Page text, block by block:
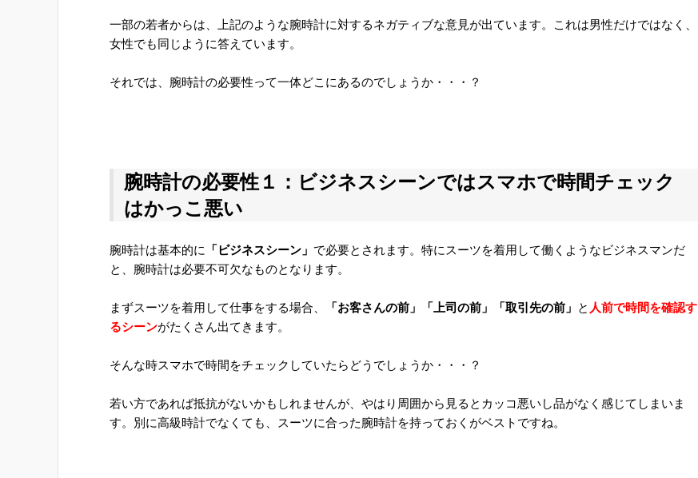
一部の若者からは、上記のような腕時計に対するネガティブな意見が出ています。これは男性だけではなく、
女性でも同じように答えています。
それでは、腕時計の必要性って一体どこにあるのでしょうか・・・？
腕時計の必要性１：ビジネスシーンではスマホで時間チェック
はかっこ悪い
腕時計は基本的に 「ビジネスシーン」 で必要とされます。特にスーツを着用して働くようなビジネスマンだ
と、腕時計は必要不可欠なものとなります。
まずスーツを着用して仕事をする場合、 「お客さんの前」「上司の前」「取引先の前」 と 人前で時間を確認す
るシーンがたくさん出てきます。
そんな時スマホで時間をチェックしていたらどうでしょうか・・・？
若い方であれば抵抗がないかもしれませんが、やはり周囲から見るとカッコ悪いし品がなく感じてしまいま
す。別に高級時計でなくても、スーツに合った腕時計を持っておくがベストですね。